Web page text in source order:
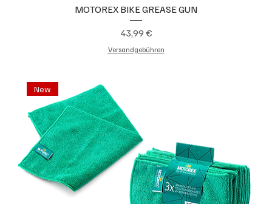
MOTOREX BIKE GREASE GUN
Preis
43,99 €
Versandgebühren
New